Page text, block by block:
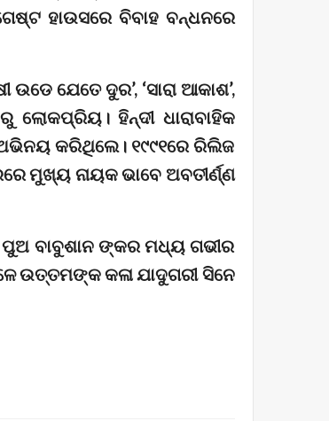
ହାଉସରେ ବିବାହ ବନ୍ଧନରେ
ଯେତେ ଦୁର’, ‘ସାରା ଆକାଶ’,
ଲୋକପ୍ରିୟ। ହିନ୍ଦୀ ଧାରାବାହିକ
ଅଭିନୟ କରିଥିଲେ। ୧୯୯୧ରେ ରିଲିଜ
ମୁଖ୍ୟ ନାୟକ ଭାବେ ଅବତୀର୍ଣ୍ଣ
ବାବୁଶାନ ଙ୍କର ମଧ୍ୟ ଗଭୀର
ଉତ୍ତମଙ୍କ କଳା ଯାଦୁଗରୀ ସିନେ